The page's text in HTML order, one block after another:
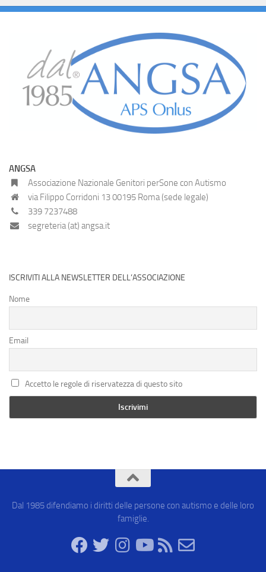
ANGSA
Associazione Nazionale Genitori perSone con Autismo
via Filippo Corridoni 13 00195 Roma (sede legale)
339 7237488
segreteria (at) angsa.it
ISCRIVITI ALLA NEWSLETTER DELL’ASSOCIAZIONE
Nome
Email
Accetto le regole di riservatezza di questo sito
Dal 1985 difendiamo i diritti delle persone con autismo e delle loro
famiglie.